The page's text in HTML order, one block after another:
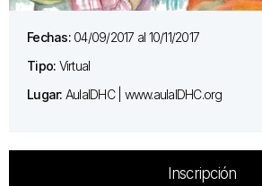
Fechas: 04/09/2017 al 10/11/2017
Tipo: Virtual
Lugar: AulaIDHC | www.aulaIDHC.org
Inscripción